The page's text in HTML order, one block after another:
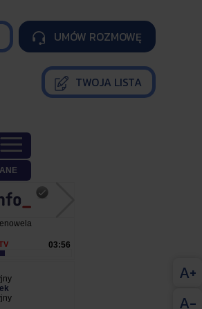
A+
A-
 UMÓW ROZMOWĘ
TWOJA LISTA